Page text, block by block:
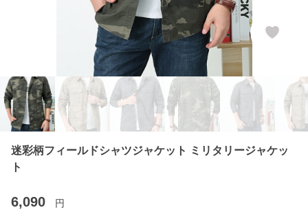
迷彩柄フィールドシャツジャケット ミリタリージャケッ
ト
6,090 円